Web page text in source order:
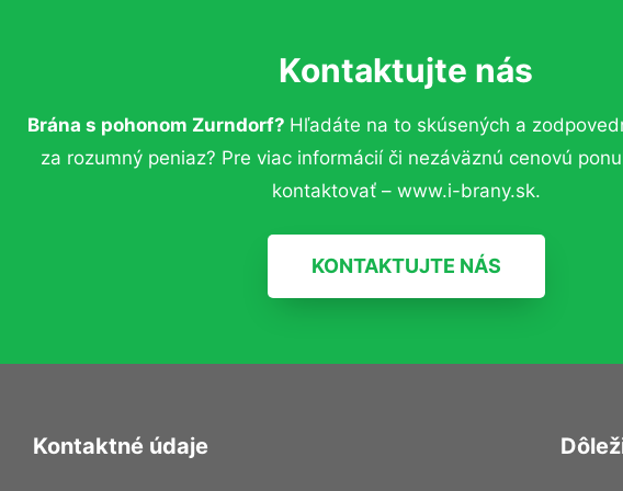
Kontaktujte nás
Brána s pohonom Zurndorf? Hľadáte na to skúsených a
za rozumný peniaz? Pre viac informácií či nezáväznú cenovú
kontaktovať – www.i-brany.sk.
KONTAKTUJTE NÁS
Kontaktné údaje